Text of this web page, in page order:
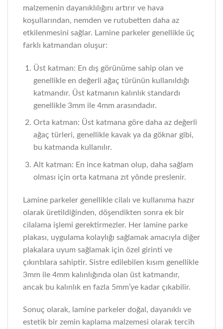
malzemenin dayanıklılığını artırır ve hava
koşullarından, nemden ve rutubetten daha az
etkilenmesini sağlar. Lamine parkeler genellikle üç
farklı katmandan oluşur:
Üst katman: En dış görünüme sahip olan ve
genellikle en değerli ağaç türünün kullanıldığı
katmandır. Üst katmanın kalınlık standardı
genellikle 3mm ile 4mm arasındadır.
Orta katman: Üst katmana göre daha az değerli
ağaç türleri, genellikle kavak ya da göknar gibi,
bu katmanda kullanılır.
Alt katman: En ince katman olup, daha sağlam
olması için orta katmana zıt yönde preslenir.
Lamine parkeler genellikle cilalı ve kullanıma hazır
olarak üretildiğinden, döşendikten sonra ek bir
cilalama işlemi gerektirmezler. Her lamine parke
plakası, uygulama kolaylığı sağlamak amacıyla diğer
plakalara uyum sağlamak için özel girinti ve
çıkıntılara sahiptir. Sistre edilebilen kısım genellikle
3mm ile 4mm kalınlığında olan üst katmandır,
ancak bu kalınlık en fazla 5mm’ye kadar çıkabilir.
Sonuç olarak, lamine parkeler doğal, dayanıklı ve
estetik bir zemin kaplama malzemesi olarak tercih